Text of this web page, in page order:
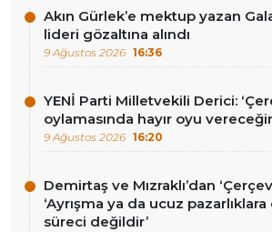
Akın Gürlek’e mektup yazan
lideri gözaltına alındı
9 Ağustos 2026 16:36
YENİ Parti Milletvekili Derici:
oylamasında hayır oyu
9 Ağustos 2026 16:20
Demirtaş ve Mızraklı’dan
‘Ayrışma ya da ucuz
süreci değildir’